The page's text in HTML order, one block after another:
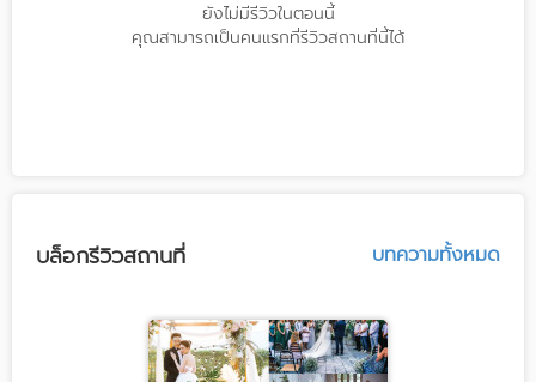
ยังไม่มีรีวิวในตอนนี้
คุณสามารถเป็นคนแรกที่รีวิวสถานที่นี้ได้
บล็อกรีวิวสถานที่ บทความทั้งหมด